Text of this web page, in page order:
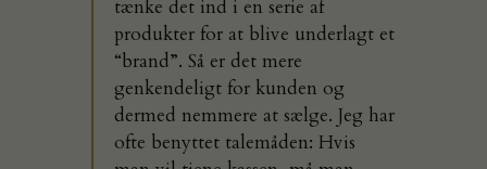
tænke det ind i en serie af
produkter for at blive underlagt et
“brand”. Så er det mere
genkendeligt for kunden og
dermed nemmere at sælge. Jeg har
ofte benyttet talemåden: Hvis